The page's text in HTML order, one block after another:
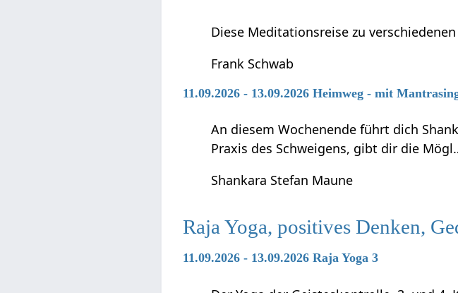
Diese Meditationsreise zu
Frank Schwab
11.09.2026 - 13.09.2026 Heimweg - mit
An diesem Wochenende führt dich
Praxis des Schweigens, gibt dir die
Shankara Stefan Maune
Raja Yoga, positives Denken,
11.09.2026 - 13.09.2026 Raja Yoga 3